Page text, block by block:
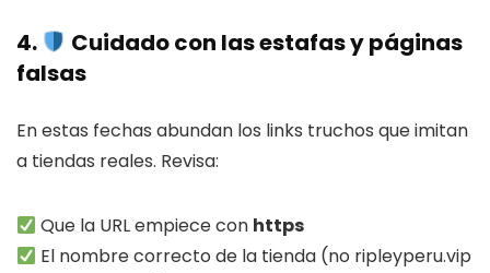
4.
Cuidado con las estafas y páginas
falsas
En estas fechas abundan los links truchos que imitan
a tiendas reales. Revisa:
Que la URL empiece con https
El nombre correcto de la tienda (no ripleyperu.vip